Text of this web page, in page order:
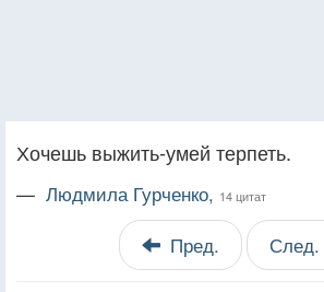
Хочешь выжить-умей терпеть.
— Людмила Гурченко, 14 цитат
Пред. След.